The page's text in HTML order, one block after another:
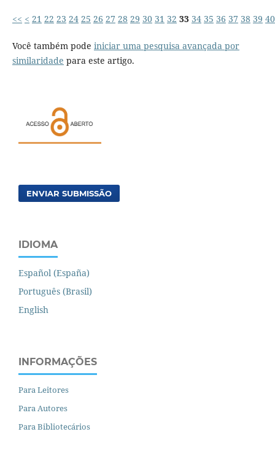
<< < 21 22 23 24 25 26 27 28 29 30 31 32 33 34 35 36 37 38 39 40
Você também pode iniciar uma pesquisa avançada por
similaridade para este artigo.
ENVIAR SUBMISSÃO
IDIOMA
Español (España)
Português (Brasil)
English
INFORMAÇÕES
Para Leitores
Para Autores
Para Bibliotecários